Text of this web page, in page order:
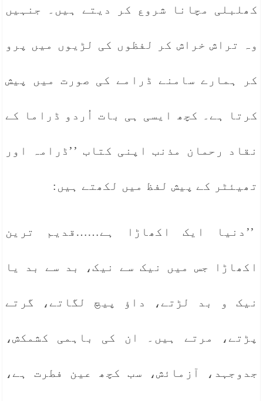
کھلبلی مچانا شروع کر دیتے ہیں۔ جنہیں
وہ تراش خراش کر لفظوں کی لڑیوں میں پرو
کر ہمارے سامنے ڈرامے کی صورت میں پیش
کرتا ہے۔ کچھ ایسی ہی بات اُردو ڈراما کے
نقاد رحمان مذنب اپنی کتاب ’’ڈرامہ اور
تھیئٹر کے پیش لفظ میں لکھتے ہیں:
’’دنیا ایک اکھاڑا ہے……قدیم ترین
اکھاڑا جس میں نیک سے نیک، بد سے بد یا
نیک و بد لڑتے، داؤ پیچ لگاتے، گرتے
پڑتے، مرتے ہیں۔ ان کی باہمی کشمکش،
جدوجہد، آزمائش، سب کچھ عین فطرت ہے،